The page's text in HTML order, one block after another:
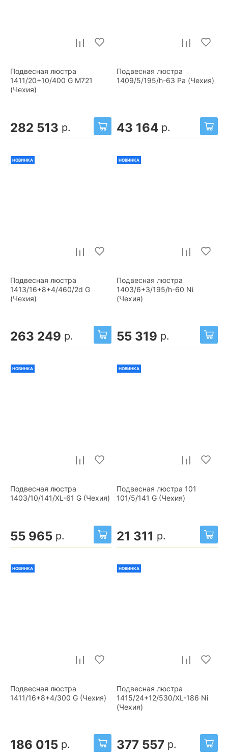
Подвесная люстра
1411/20+10/400 G M721
(Чехия)
282 513 р.
Подвесная люстра
1409/5/195/h-63 Pa (Чехия)
43 164 р.
НОВИНКА
Подвесная люстра
1413/16+8+4/460/2d G
(Чехия)
263 249 р.
НОВИНКА
Подвесная люстра
1403/6+3/195/h-60 Ni
(Чехия)
55 319 р.
НОВИНКА
Подвесная люстра
1403/10/141/XL-61 G (Чехия)
55 965 р.
НОВИНКА
Подвесная люстра 101
101/5/141 G (Чехия)
21 311 р.
НОВИНКА
Подвесная люстра
1411/16+8+4/300 G (Чехия)
186 015 р.
НОВИНКА
Подвесная люстра
1415/24+12/530/XL-186 Ni
(Чехия)
377 557 р.